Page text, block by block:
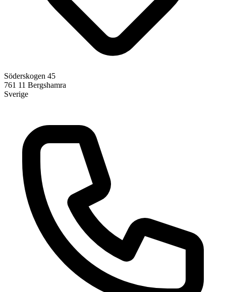
Söderskogen 45
761 11 Bergshamra
Sverige